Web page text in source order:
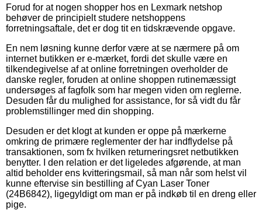
Forud for at nogen shopper hos en Lexmark netshop
behøver de principielt studere netshoppens
forretningsaftale, det er dog tit en tidskrævende opgave.
En nem løsning kunne derfor være at se nærmere på om
internet butikken er e-mærket, fordi det skulle være en
tilkendegivelse af at online forretningen overholder de
danske regler, foruden at online shoppen rutinemæssigt
undersøges af fagfolk som har megen viden om reglerne.
Desuden får du mulighed for assistance, for så vidt du får
problemstillinger med din shopping.
Desuden er det klogt at kunden er oppe på mærkerne
omkring de primære reglementer der har indflydelse på
transaktionen, som fx hvilken returneringsret netbutikken
benytter. I den relation er det ligeledes afgørende, at man
altid beholder ens kvitteringsmail, så man når som helst vil
kunne eftervise sin bestilling af Cyan Laser Toner
(24B6842), ligegyldigt om man er på indkøb til en dreng eller
pige.